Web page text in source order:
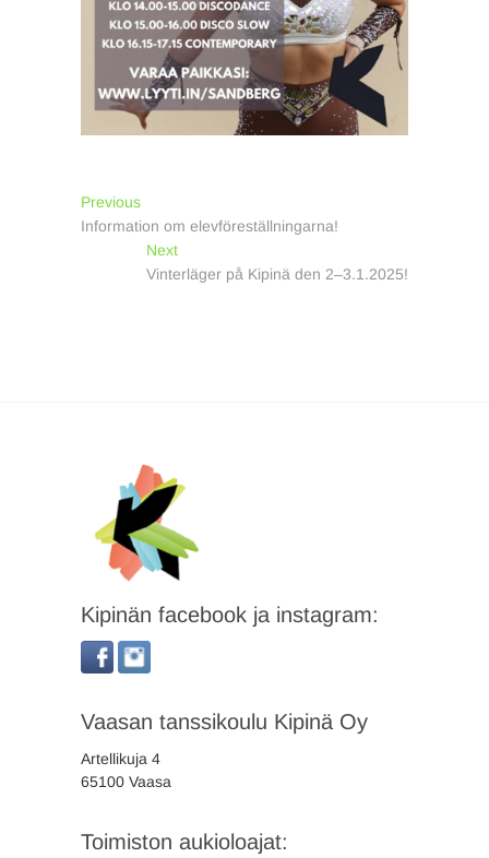
Inläggsnavigering
PreviousPrevious
post:
Information om elevföreställningarna!
NextNext
post:
Vinterläger på Kipinä den 2–3.1.2025!
Kipinän facebook ja instagram:
Vaasan tanssikoulu Kipinä Oy
Artellikuja 4
65100 Vaasa
Toimiston aukioloajat: